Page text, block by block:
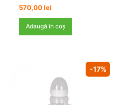
570,00lei
Adaugă în coș
-17%